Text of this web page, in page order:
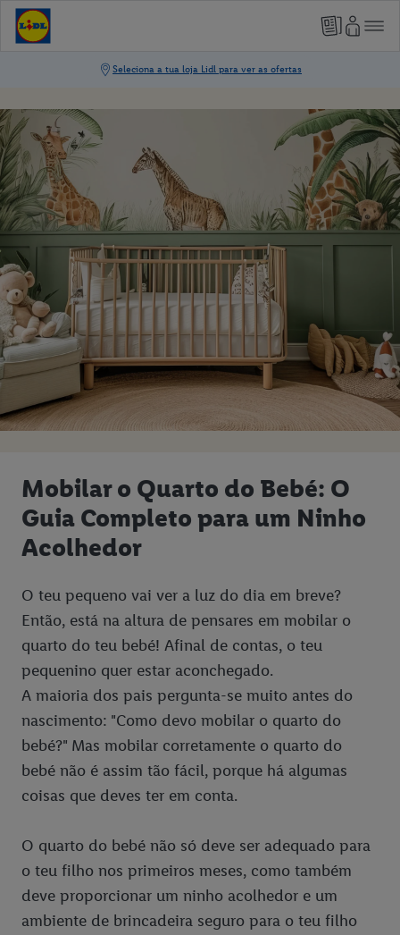
Mobilar o Quarto do Bebé: O
Guia Completo para um Ninho
Acolhedor
O teu pequeno vai ver a luz do dia em breve?
Então, está na altura de pensares em mobilar o
quarto do teu bebé! Afinal de contas, o teu
pequenino quer estar aconchegado.
A maioria dos pais pergunta-se muito antes do
nascimento: "Como devo mobilar o quarto do
bebé?" Mas mobilar corretamente o quarto do
bebé não é assim tão fácil, porque há algumas
coisas que deves ter em conta.
O quarto do bebé não só deve ser adequado para
o teu filho nos primeiros meses, como também
deve proporcionar um ninho acolhedor e um
ambiente de brincadeira seguro para o teu filho